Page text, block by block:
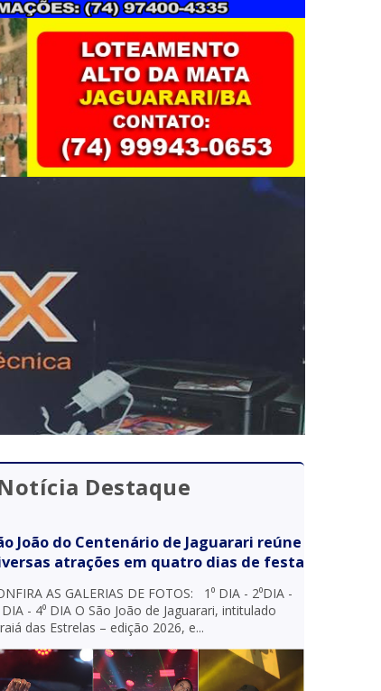
Destaque
João do Centenário de Jaguarari reúne
atrações em quatro dias de festa
AS GALERIAS DE FOTOS: 1⁰ DIA - 2⁰DIA -
DIA - 4⁰ DIA O São João de Jaguarari, intitulado
das Estrelas – edição 2026, e...